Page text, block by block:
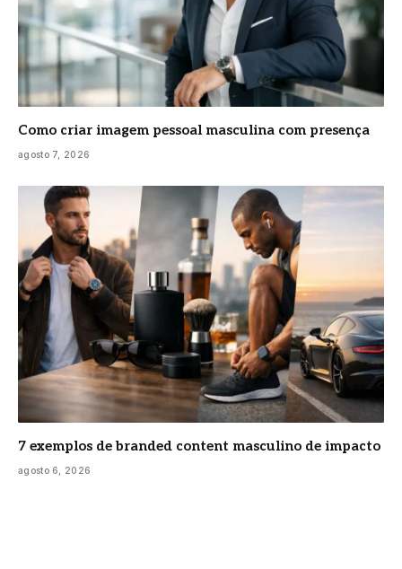
Como criar imagem pessoal masculina com presença
agosto 7, 2026
7 exemplos de branded content masculino de impacto
agosto 6, 2026